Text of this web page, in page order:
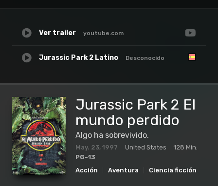
Ver trailer youtube.com
Jurassic Park 2 Latino Desconocido
Jurassic Park 2 El
mundo perdido
Algo ha sobrevivido.
May. 23, 1997 United States
128 Min.
PG-13
Acción
Aventura Ciencia ficción